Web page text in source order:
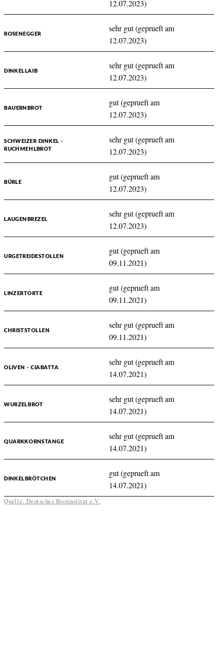
12.07.2023)
ROSENEGGER
sehr gut (geprueft am
12.07.2023)
DINKELLAIB
sehr gut (geprueft am
12.07.2023)
BAUERNBROT
gut (geprueft am
12.07.2023)
SCHWEIZER DINKEL -
RUCHMEHLBROT
sehr gut (geprueft am
12.07.2023)
BÜRLE
gut (geprueft am
12.07.2023)
LAUGENBREZEL
sehr gut (geprueft am
12.07.2023)
URGETREIDESTOLLEN
gut (geprueft am
09.11.2021)
LINZERTORTE
gut (geprueft am
09.11.2021)
CHRISTSTOLLEN
sehr gut (geprueft am
09.11.2021)
OLIVEN - CIABATTA
sehr gut (geprueft am
14.07.2021)
WURZELBROT
sehr gut (geprueft am
14.07.2021)
QUARKKORNSTANGE
sehr gut (geprueft am
14.07.2021)
DINKELBRÖTCHEN
gut (geprueft am
14.07.2021)
Quelle: Deutsches Brotinstitut e.V.